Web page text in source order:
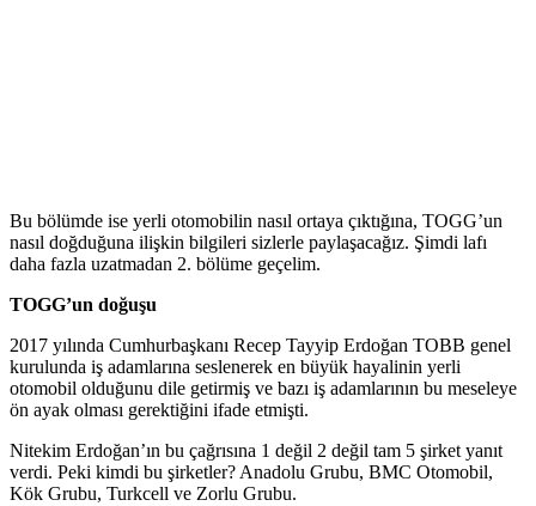
Bu bölümde ise yerli otomobilin nasıl ortaya çıktığına, TOGG’un
nasıl doğduğuna ilişkin bilgileri sizlerle paylaşacağız. Şimdi lafı
daha fazla uzatmadan 2. bölüme geçelim.
TOGG’un doğuşu
2017 yılında Cumhurbaşkanı Recep Tayyip Erdoğan TOBB genel
kurulunda iş adamlarına seslenerek en büyük hayalinin yerli
otomobil olduğunu dile getirmiş ve bazı iş adamlarının bu meseleye
ön ayak olması gerektiğini ifade etmişti.
Nitekim Erdoğan’ın bu çağrısına 1 değil 2 değil tam 5 şirket yanıt
verdi. Peki kimdi bu şirketler? Anadolu Grubu, BMC Otomobil,
Kök Grubu, Turkcell ve Zorlu Grubu.